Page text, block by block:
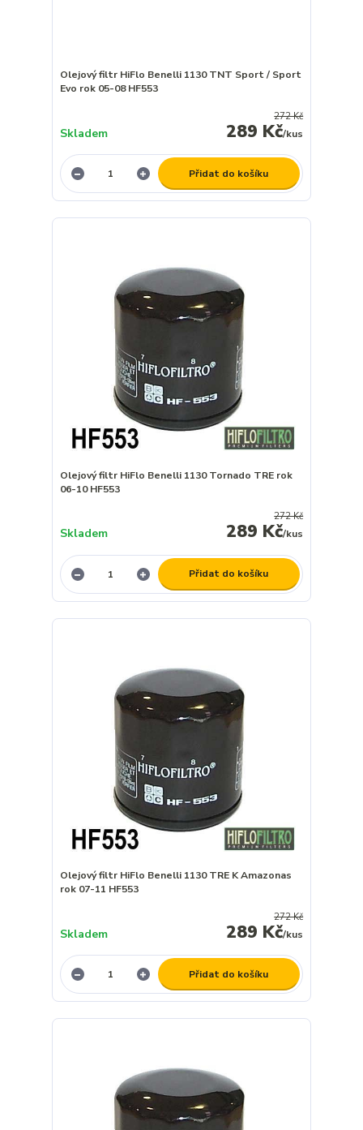
Olejový filtr HiFlo Benelli 1130 TNT Sport / Sport
Evo rok 05-08 HF553
272 Kč
289 Kč/kus
Skladem
Přidat do košíku
Olejový filtr HiFlo Benelli 1130 Tornado TRE rok
06-10 HF553
272 Kč
289 Kč/kus
Skladem
Přidat do košíku
Olejový filtr HiFlo Benelli 1130 TRE K Amazonas
rok 07-11 HF553
272 Kč
289 Kč/kus
Skladem
Přidat do košíku